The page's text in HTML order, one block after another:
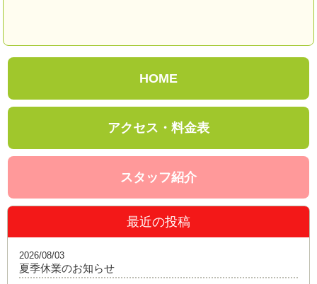
HOME
アクセス・料金表
スタッフ紹介
最近の投稿
夏季休業のお知らせ
2026/08/03